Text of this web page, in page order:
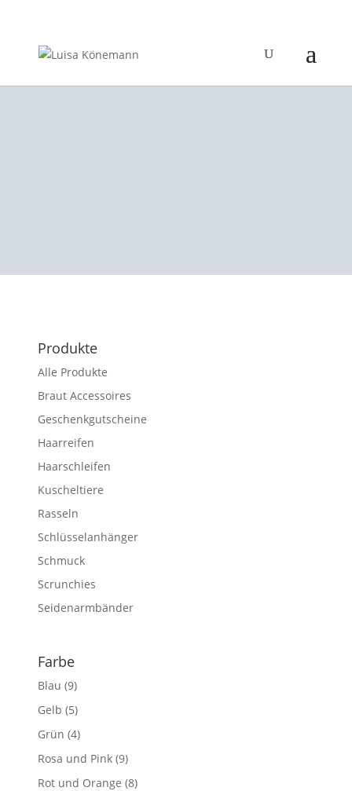
Produkte
Alle Produkte
Braut Accessoires
Geschenkgutscheine
Haarreifen
Haarschleifen
Kuscheltiere
Rasseln
Schlüsselanhänger
Schmuck
Scrunchies
Seidenarmbänder
Farbe
Blau (9)
Gelb (5)
Grün (4)
Rosa und Pink (9)
Rot und Orange (8)